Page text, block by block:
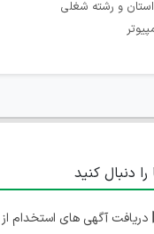
و رشته شغلی
را دنبال کنید
دریافت آگهی های استخدام